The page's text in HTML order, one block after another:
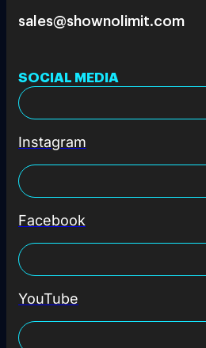
sales@shownolimit.com
SOCIAL MEDIA
Instagram
Facebook
YouTube